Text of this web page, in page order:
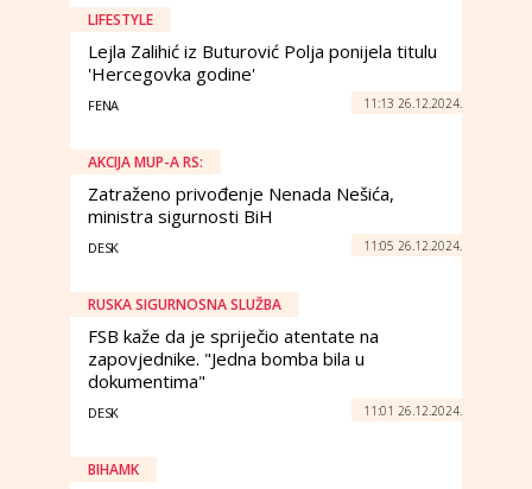
LIFESTYLE
Lejla Zalihić iz Buturović Polja ponijela titulu
'Hercegovka godine'
FENA 11:13 26.12.2024.
AKCIJA MUP-A RS:
Zatraženo privođenje Nenada Nešića,
ministra sigurnosti BiH
DESK 11:05 26.12.2024.
RUSKA SIGURNOSNA SLUŽBA
FSB kaže da je spriječio atentate na
zapovjednike. "Jedna bomba bila u
dokumentima"
DESK 11:01 26.12.2024.
BIHAMK